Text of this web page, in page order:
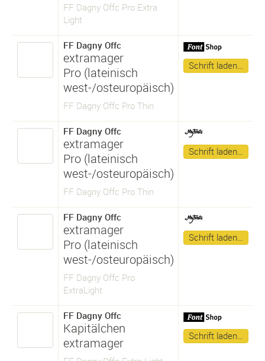
FF Dagny Offc Pro Extra
Light
FF Dagny Offc
extramager
Pro (lateinisch
west-/osteuropäisch)
FF Dagny Offc Pro Thin
Schrift laden…
FF Dagny Offc
extramager
Pro (lateinisch
west-/osteuropäisch)
FF Dagny Offc Pro Thin
Schrift laden…
FF Dagny Offc
extramager
Pro (lateinisch
west-/osteuropäisch)
FF Dagny Offc Pro
ExtraLight
Schrift laden…
FF Dagny Offc
Kapitälchen
extramager
Schrift laden…